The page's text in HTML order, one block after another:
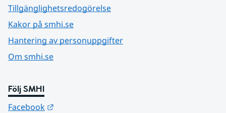
Tillgänglighetsredogörelse
Kakor på smhi.se
Hantering av personuppgifter
Om smhi.se
Följ SMHI
Facebook